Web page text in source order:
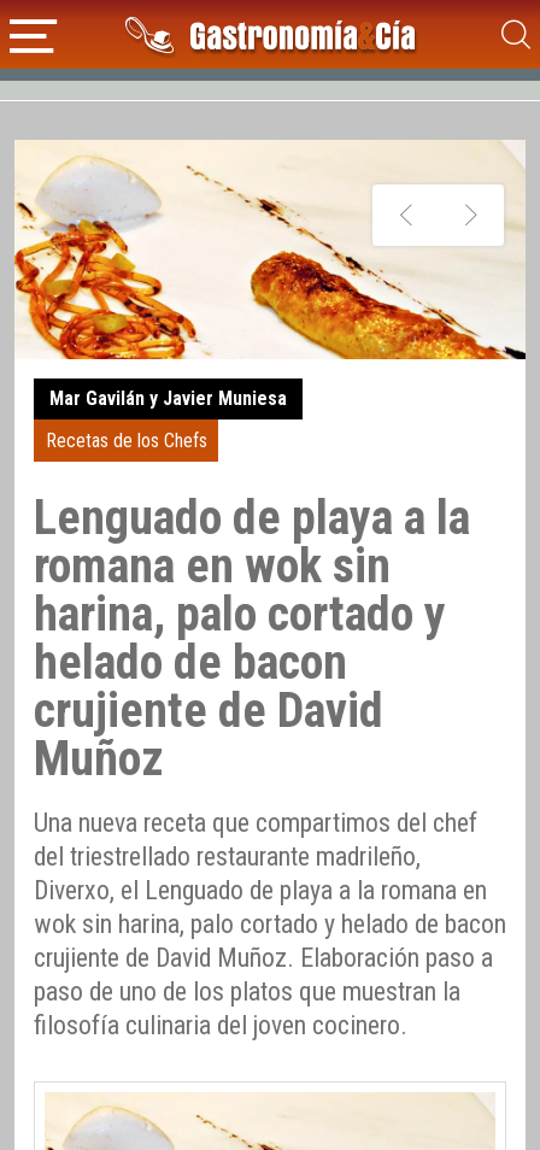
Mar Gavilán y Javier Muniesa
Recetas de los Chefs
Lenguado de playa a la
romana en wok sin
harina, palo cortado y
helado de bacon
crujiente de David
Muñoz
Una nueva receta que compartimos del chef
del triestrellado restaurante madrileño,
Diverxo, el Lenguado de playa a la romana en
wok sin harina, palo cortado y helado de bacon
crujiente de David Muñoz. Elaboración paso a
paso de uno de los platos que muestran la
filosofía culinaria del joven cocinero.